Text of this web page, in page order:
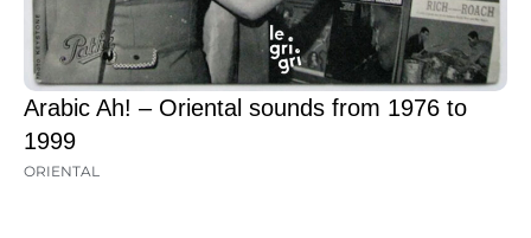
Arabic Ah! – Oriental sounds from 1976 to
1999
ORIENTAL